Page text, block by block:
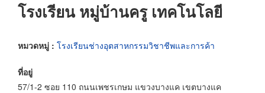
โรงเรียน หมู่บ้านครู เทคโนโลยี
หมวดหมู่ : โรงเรียนช่างอุตสาหกรรมวิชาชีพและการค้า
ที่อยู่
57/1-2 ซอย 110 ถนนเพชรเกษม แขวงบางแค เขตบางแค